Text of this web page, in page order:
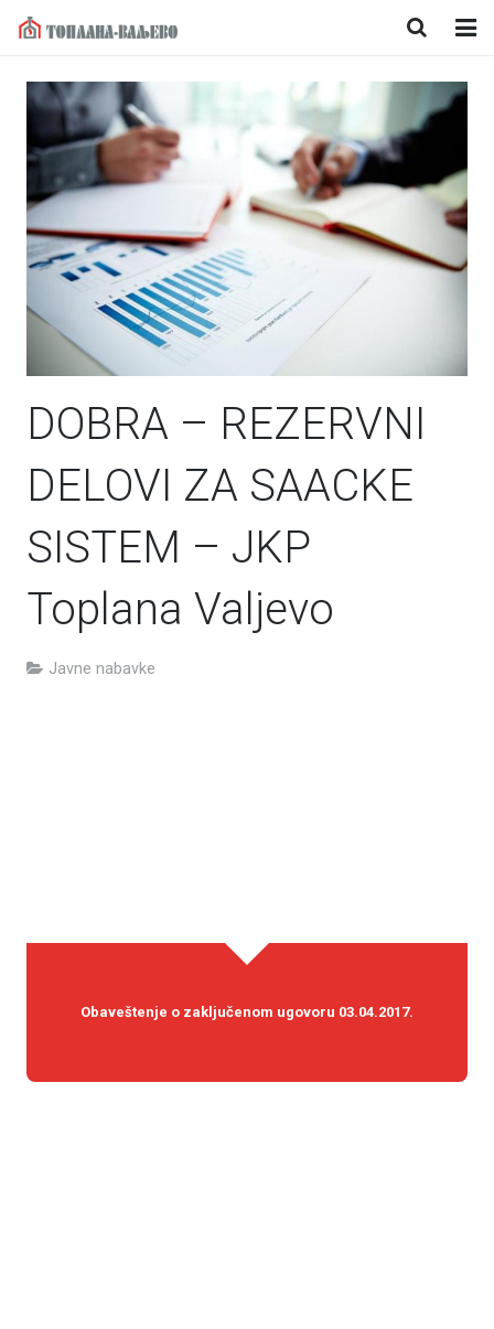
Naslovna
O nama
Korisnički servis
Vesti
Kontakt
DOBRA – REZERVNI
DELOVI ZA SAACKE
SISTEM – JKP
Toplana Valjevo
Javne nabavke
Obaveštenje o zaključenom ugovoru 03.04.2017.